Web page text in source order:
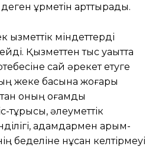
құрметін арттырады.
міндеттерді
Қызметтен тыс уақытта
сай әрекет етуге
жеке басына жоғары
оның қоғамдық
тұрысы, әлеуметтік
адамдармен қарым-
беделіне нұқсан келтірмеуі